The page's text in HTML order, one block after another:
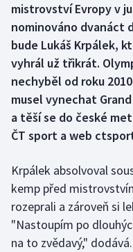
Box
Curling
Dostihy
Florbal
Futsal
Golf
Gymnastika
Házená
mistrovství Evropy v
nominováno dvanáct
bude Lukáš Krpálek,
vyhrál už třikrát.
nechyběl od roku
musel vynechat
a těší se do české
ČT sport a web
Krpálek absolvoval
kemp před
rozeprali a zároveň si
"Nastoupím po
na to zvědavý," dodává.